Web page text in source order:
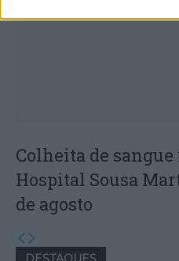
Colheita de sangue
Hospital Sousa
de agosto